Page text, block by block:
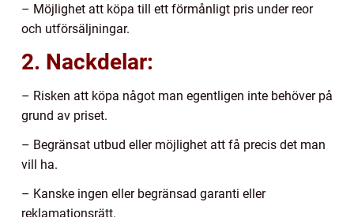
– Möjlighet att köpa till ett förmånligt pris under reor
och utförsäljningar.
2. Nackdelar:
– Risken att köpa något man egentligen inte behöver på
grund av priset.
– Begränsat utbud eller möjlighet att få precis det man
vill ha.
– Kanske ingen eller begränsad garanti eller
reklamationsrätt.